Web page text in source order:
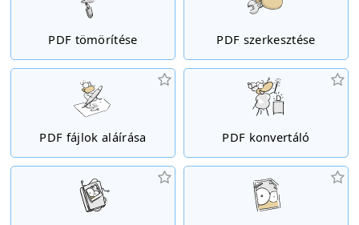
PDF tömörítése PDF szerkesztése
PDF fájlok aláírása PDF konvertáló